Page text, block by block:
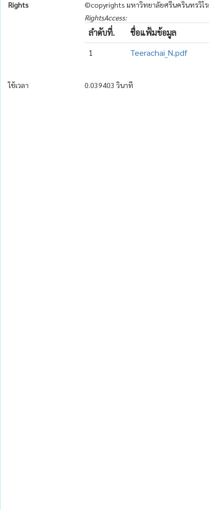
Rights
©copyrights มหาวิทยาลัยศรีนครินทรวิโ
RightsAccess:
ลำดับที่. ชื่อแฟ้มข้อมูล
1
Teerachai_N.pdf
ใช้เวลา 0.039403 วินาที